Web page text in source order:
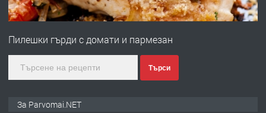
ПРЕДЛАГА
Първи поход "По стъпките на Ангел
Пилешки гърди с домати и пармезан
Търси
За Parvomai.NET